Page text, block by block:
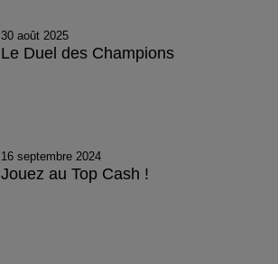
30 août 2025
Le Duel des Champions
16 septembre 2024
Jouez au Top Cash !